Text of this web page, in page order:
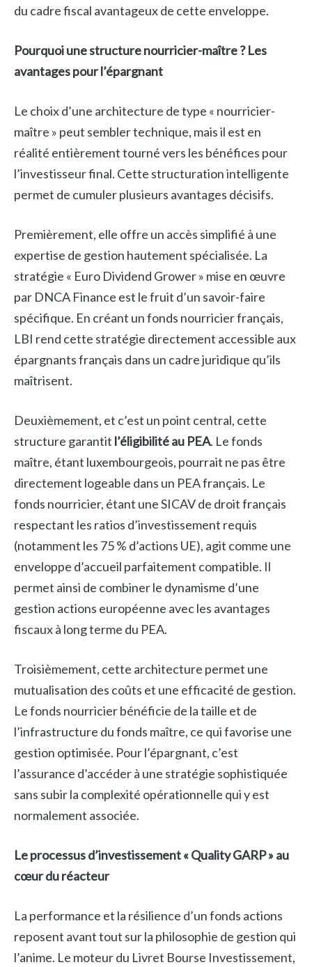
du cadre fiscal avantageux de cette enveloppe.
Pourquoi une structure nourricier-maître ? Les
avantages pour l’épargnant
Le choix d’une architecture de type « nourricier-
maître » peut sembler technique, mais il est en
réalité entièrement tourné vers les bénéfices pour
l’investisseur final. Cette structuration intelligente
permet de cumuler plusieurs avantages décisifs.
Premièrement, elle offre un accès simplifié à une
expertise de gestion hautement spécialisée. La
stratégie « Euro Dividend Grower » mise en œuvre
par DNCA Finance est le fruit d’un savoir-faire
spécifique. En créant un fonds nourricier français,
LBI rend cette stratégie directement accessible aux
épargnants français dans un cadre juridique qu’ils
maîtrisent.
Deuxièmement, et c’est un point central, cette
structure garantit l’éligibilité au PEA. Le fonds
maître, étant luxembourgeois, pourrait ne pas être
directement logeable dans un PEA français. Le
fonds nourricier, étant une SICAV de droit français
respectant les ratios d’investissement requis
(notamment les 75 % d’actions UE), agit comme une
enveloppe d’accueil parfaitement compatible. Il
permet ainsi de combiner le dynamisme d’une
gestion actions européenne avec les avantages
fiscaux à long terme du PEA.
Troisièmement, cette architecture permet une
mutualisation des coûts et une efficacité de gestion.
Le fonds nourricier bénéficie de la taille et de
l’infrastructure du fonds maître, ce qui favorise une
gestion optimisée. Pour l’épargnant, c’est
l’assurance d’accéder à une stratégie sophistiquée
sans subir la complexité opérationnelle qui y est
normalement associée.
Le processus d’investissement « Quality GARP » au
cœur du réacteur
La performance et la résilience d’un fonds actions
reposent avant tout sur la philosophie de gestion qui
l’anime. Le moteur du Livret Bourse Investissement,